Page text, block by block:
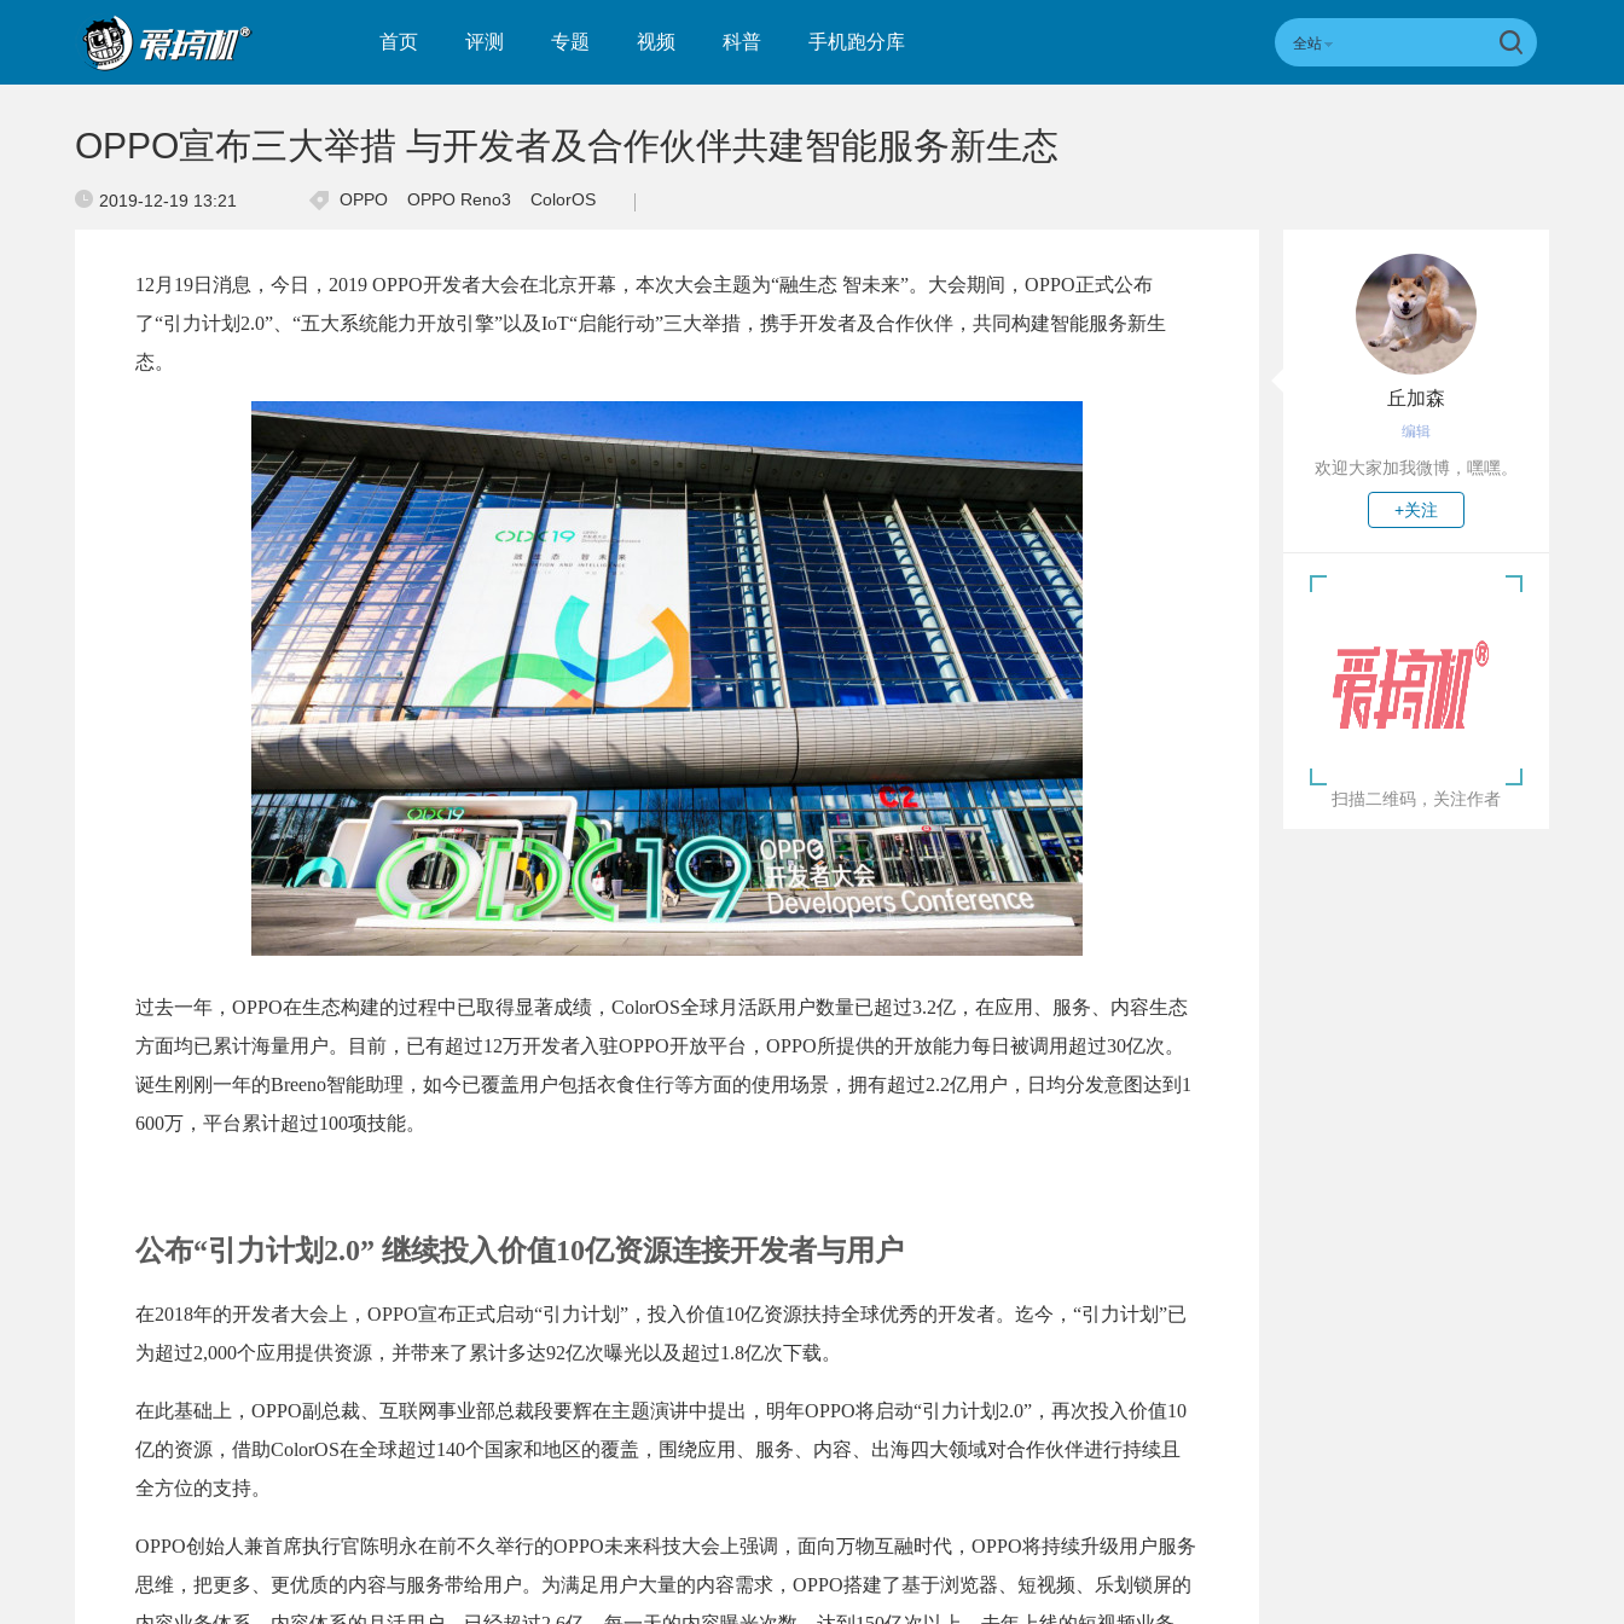
首页 评测 专题 视频 科普 手机跑分库 全站
OPPO宣布三大举措 与开发者及合作伙伴共建智能服务新生态
2019-12-19 13:21 OPPO OPPO Reno3 ColorOS
12月19日消息，今日，2019 OPPO开发者大会在北京开幕，本次大会主题为“融生态 智未来”。大会期间，OPPO正式公布
了“引力计划2.0”、“五大系统能力开放引擎”以及IoT“启能行动”三大举措，携手开发者及合作伙伴，共同构建智能服务新生
态。
过去一年，OPPO在生态构建的过程中已取得显著成绩，ColorOS全球月活跃用户数量已超过3.2亿，在应用、服务、内容生态
方面均已累计海量用户。目前，已有超过12万开发者入驻OPPO开放平台，OPPO所提供的开放能力每日被调用超过30亿次。
诞生刚刚一年的Breeno智能助理，如今已覆盖用户包括衣食住行等方面的使用场景，拥有超过2.2亿用户，日均分发意图达到1
600万，平台累计超过100项技能。
公布“引力计划2.0” 继续投入价值10亿资源连接开发者与用户
在2018年的开发者大会上，OPPO宣布正式启动“引力计划”，投入价值10亿资源扶持全球优秀的开发者。迄今，“引力计划”已
为超过2,000个应用提供资源，并带来了累计多达92亿次曝光以及超过1.8亿次下载。
在此基础上，OPPO副总裁、互联网事业部总裁段要辉在主题演讲中提出，明年OPPO将启动“引力计划2.0”，再次投入价值10
亿的资源，借助ColorOS在全球超过140个国家和地区的覆盖，围绕应用、服务、内容、出海四大领域对合作伙伴进行持续且
全方位的支持。
OPPO创始人兼首席执行官陈明永在前不久举行的OPPO未来科技大会上强调，面向万物互融时代，OPPO将持续升级用户服务
思维，把更多、更优质的内容与服务带给用户。为满足用户大量的内容需求，OPPO搭建了基于浏览器、短视频、乐划锁屏的
丘加森
编辑
欢迎大家加我微博，嘿嘿。
+关注
扫描二维码，关注作者